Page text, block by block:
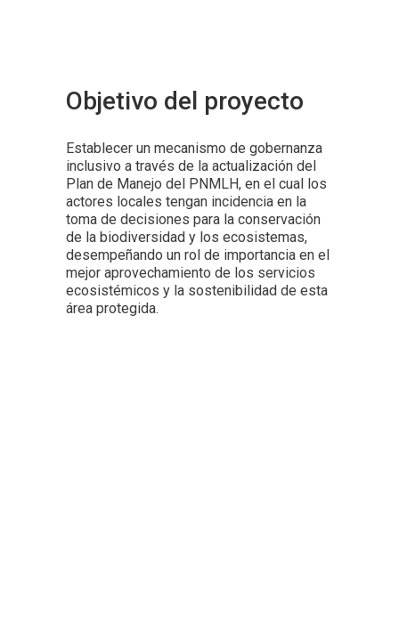
Objetivo del proyecto
Establecer un mecanismo de gobernanza
inclusivo a través de la actualización del
Plan de Manejo del PNMLH, en el cual los
actores locales tengan incidencia en la
toma de decisiones para la conservación
de la biodiversidad y los ecosistemas,
desempeñando un rol de importancia en el
mejor aprovechamiento de los servicios
ecosistémicos y la sostenibilidad de esta
área protegida.